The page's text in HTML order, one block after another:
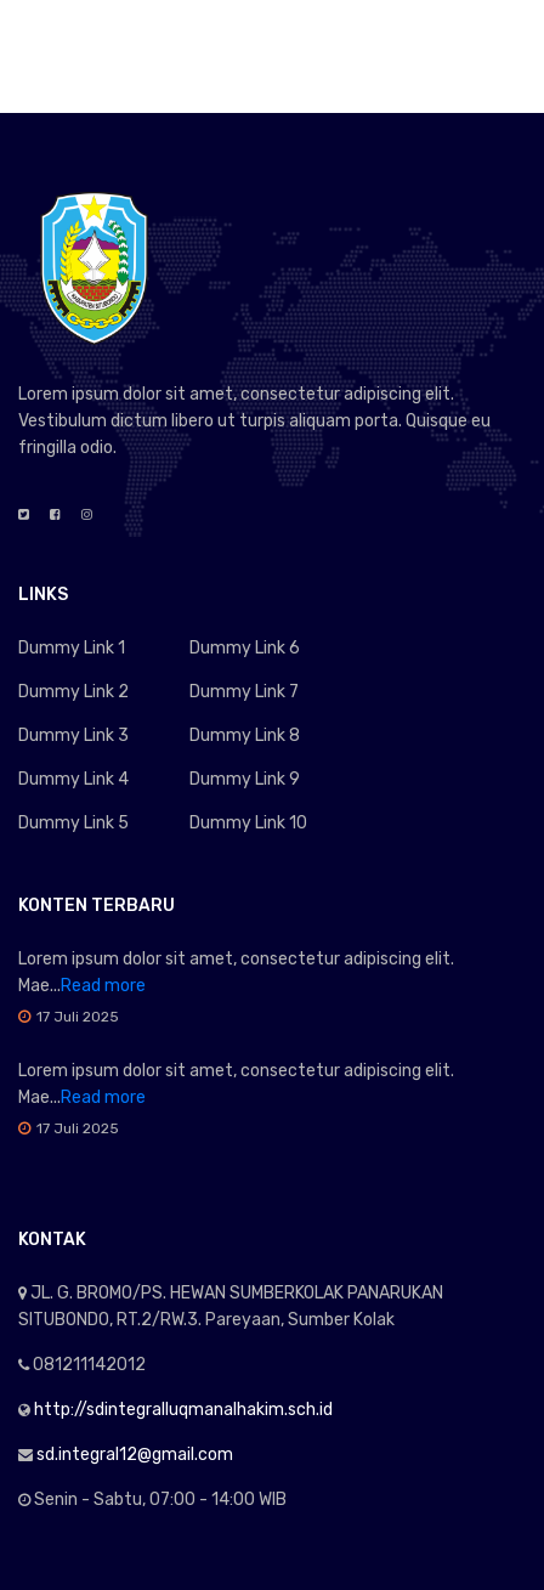
Lorem ipsum dolor sit amet, consectetur adipiscing elit.
Vestibulum dictum libero ut turpis aliquam porta. Quisque eu
fringilla odio.
LINKS
Dummy Link 1
Dummy Link 2
Dummy Link 3
Dummy Link 4
Dummy Link 5
Dummy Link 6
Dummy Link 7
Dummy Link 8
Dummy Link 9
Dummy Link 10
KONTEN TERBARU
Lorem ipsum dolor sit amet, consectetur adipiscing elit.
Mae...Read more
17 Juli 2025
Lorem ipsum dolor sit amet, consectetur adipiscing elit.
Mae...Read more
17 Juli 2025
KONTAK
JL. G. BROMO/PS. HEWAN SUMBERKOLAK PANARUKAN
SITUBONDO, RT.2/RW.3. Pareyaan, Sumber Kolak
081211142012
http://sdintegralluqmanalhakim.sch.id
sd.integral12@gmail.com
Senin - Sabtu, 07:00 - 14:00 WIB